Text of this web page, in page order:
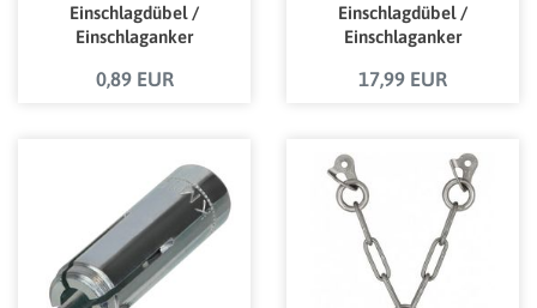
Einschlagdübel /
Einschlaganker
bauafsichtlicher
0,89 EUR
Einschlagdübel /
Einschlaganker
bauaufsichtlicher
17,99 EUR